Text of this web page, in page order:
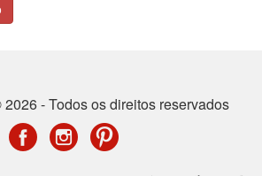
- Todos os direitos reservados